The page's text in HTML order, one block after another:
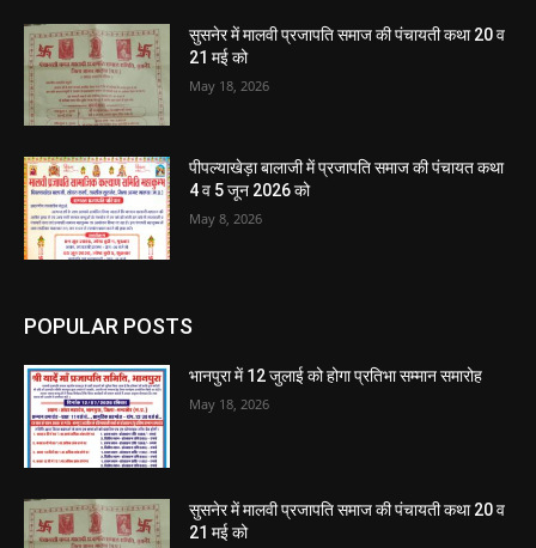
सुसनेर में मालवी प्रजापति समाज की पंचायती कथा 20 व
21 मई को
May 18, 2026
पीपल्याखेड़ा बालाजी में प्रजापति समाज की पंचायत कथा
4 व 5 जून 2026 को
May 8, 2026
POPULAR POSTS
भानपुरा में 12 जुलाई को होगा प्रतिभा सम्मान समारोह
May 18, 2026
सुसनेर में मालवी प्रजापति समाज की पंचायती कथा 20 व
21 मई को